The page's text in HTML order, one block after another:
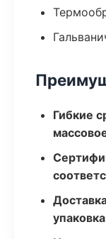
Гибкие
упаковка